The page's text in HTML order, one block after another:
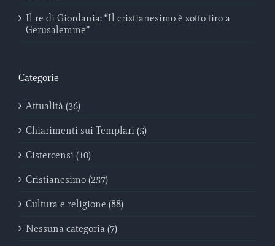
Il re di Giordania: “Il cristianesimo è sotto tiro a
Gerusalemme”
Categorie
Attualità (36)
Chiarimenti sui Templari (5)
Cistercensi (10)
Cristianesimo (257)
Cultura e religione (88)
Nessuna categoria (7)